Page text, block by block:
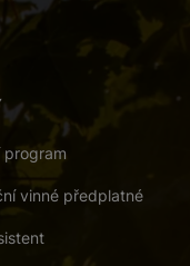
program
vinné předplatné